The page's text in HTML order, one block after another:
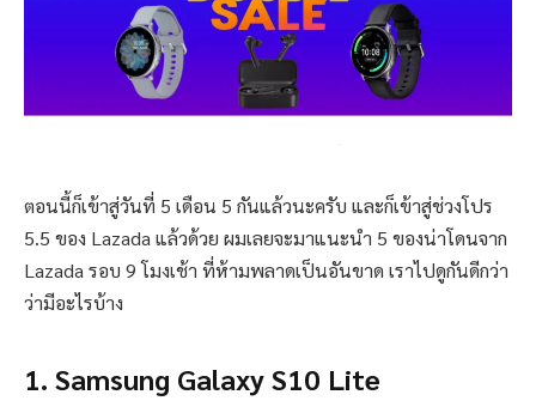
ตอนนี้ก็เข้าสู่วันที่ 5 เดือน 5 กันแล้วนะครับ และก็เข้าสู่ช่วงโปร
5.5 ของ Lazada แล้วด้วย ผมเลยจะมาแนะนำ 5 ของน่าโดนจาก
Lazada รอบ 9 โมงเช้า ที่ห้ามพลาดเป็นอันขาด เราไปดูกันดีกว่า
ว่ามีอะไรบ้าง
1. Samsung Galaxy S10 Lite